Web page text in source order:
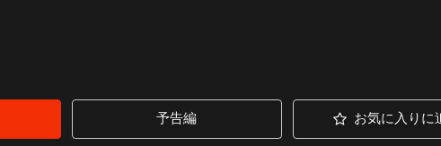
予告編 お気に入りに